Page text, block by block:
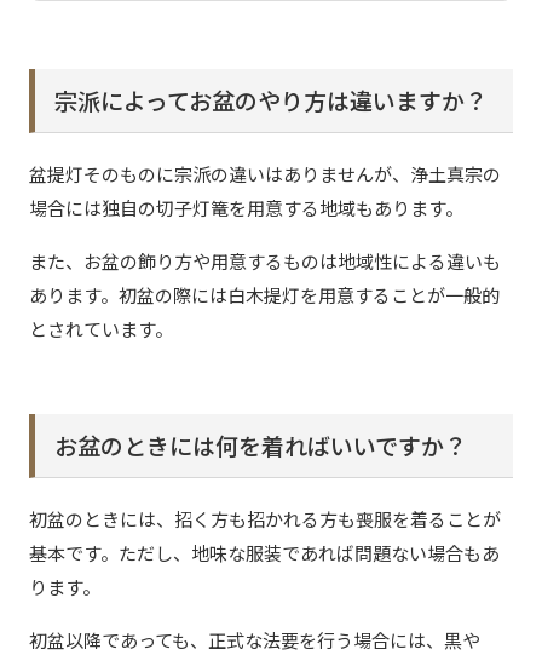
宗派によってお盆のやり方は違いますか？
盆提灯そのものに宗派の違いはありませんが、浄土真宗の
場合には独自の切子灯篭を用意する地域もあります。
また、お盆の飾り方や用意するものは地域性による違いも
あります。初盆の際には白木提灯を用意することが一般的
とされています。
お盆のときには何を着ればいいですか？
初盆のときには、招く方も招かれる方も喪服を着ることが
基本です。ただし、地味な服装であれば問題ない場合もあ
ります。
初盆以降であっても、正式な法要を行う場合には、黒や